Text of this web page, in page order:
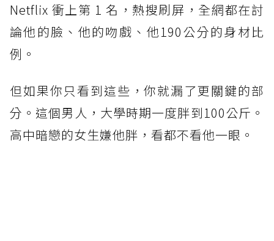
Netflix 衝上第 1 名，熱搜刷屏，全網都在討
論他的臉、他的吻戲、他190公分的身材比
例。
但如果你只看到這些，你就漏了更關鍵的部
分。這個男人，大學時期一度胖到100公斤。
高中暗戀的女生嫌他胖，看都不看他一眼。